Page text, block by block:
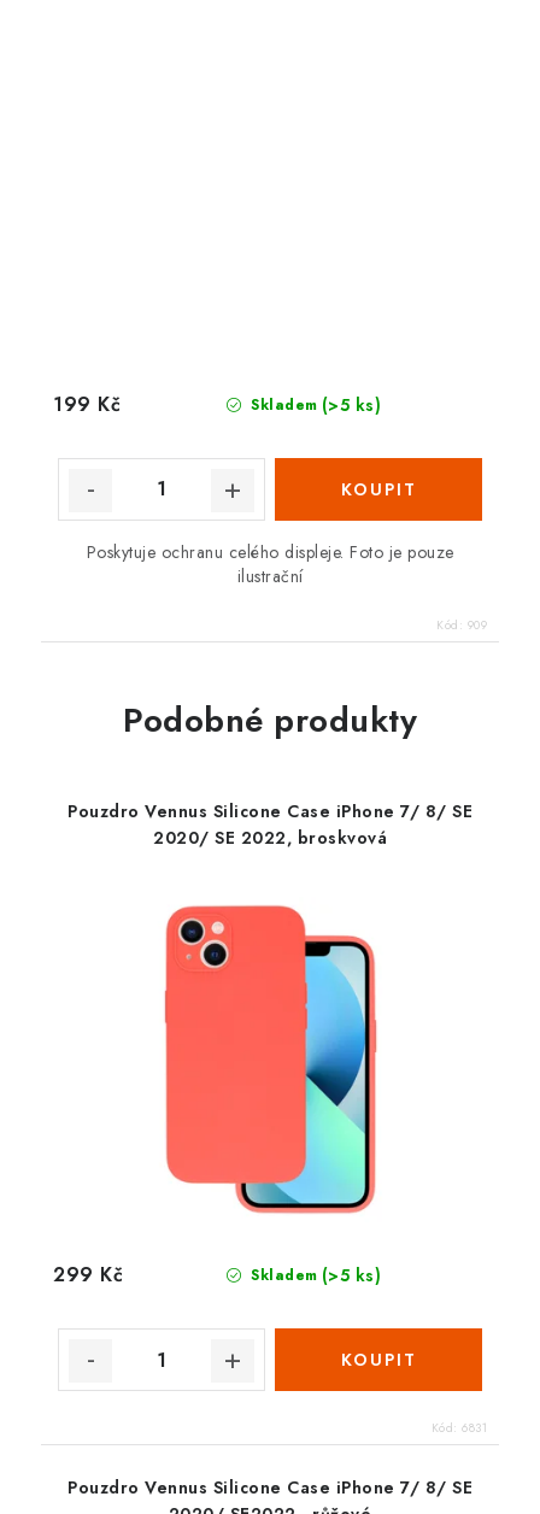
Skladem (>5 ks)
199 Kč
Poskytuje ochranu celého displeje. Foto je pouze
ilustrační
Kód: 909
Podobné produkty
Pouzdro Vennus Silicone Case iPhone 7/ 8/ SE
2020/ SE 2022, broskvová
Skladem (>5 ks)
299 Kč
Kód: 6831
Pouzdro Vennus Silicone Case iPhone 7/ 8/ SE